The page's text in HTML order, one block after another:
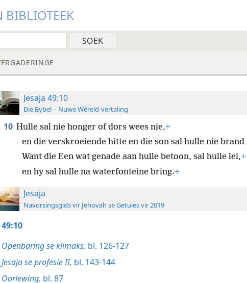
Jesaja 49:10
Die Bybel – Nuwe Wêreld-vertaling
10 Hulle sal nie honger of dors wees nie,+
en die verskroeiende hitte en die son sal hulle nie brand
Want die Een wat genade aan hulle betoon, sal hulle lei,+
en hy sal hulle na waterfonteine bring.+
Jesaja
Navorsingsgids vir Jehovah se Getuies vir 2019
49:10
Openbaring se klimaks, bl. 126-127
Jesaja se profesie II, bl. 143-144
Oorlewing, bl. 87